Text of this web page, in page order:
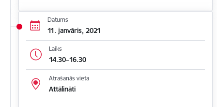
Datums
11. janvāris, 2021
Laiks
14.30–16.30
Atrašanās vieta
Attālināti